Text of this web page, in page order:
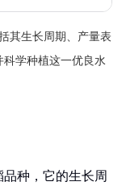
其生长周期、产量表
学种植这一优良水
种，它的生长周